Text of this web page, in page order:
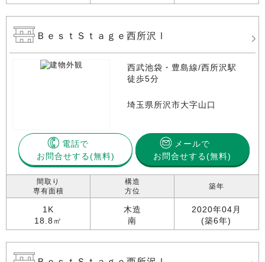
ＢｅｓｔＳｔａｇｅ西所沢Ⅰ
西武池袋・豊島線/西所沢駅
徒歩5分
埼玉県所沢市大字山口
電話で
お問合せする
メールで
お問合せする(無料)
間取り
専有面積
1K
18.8㎡
構造
方位
木造
南
築年
2020年04月
(築6年)